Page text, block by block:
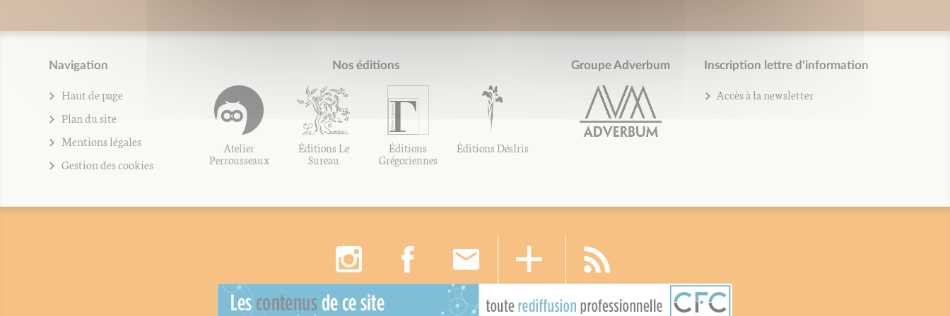
Navigation
Haut de page
Plan du site
Mentions légales
Gestion des cookies
Nos éditions
Atelier
Perrousseaux
Éditions Le
Sureau
Éditions
Grégoriennes
Éditions DésIris
Groupe Adverbum Inscription lettre d'information
Accès à la newsletter